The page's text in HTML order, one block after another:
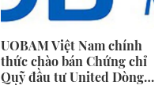
UOBAM Việt Nam chính
thức chào bán Chứng chỉ
Quỹ đầu tư United Dòng